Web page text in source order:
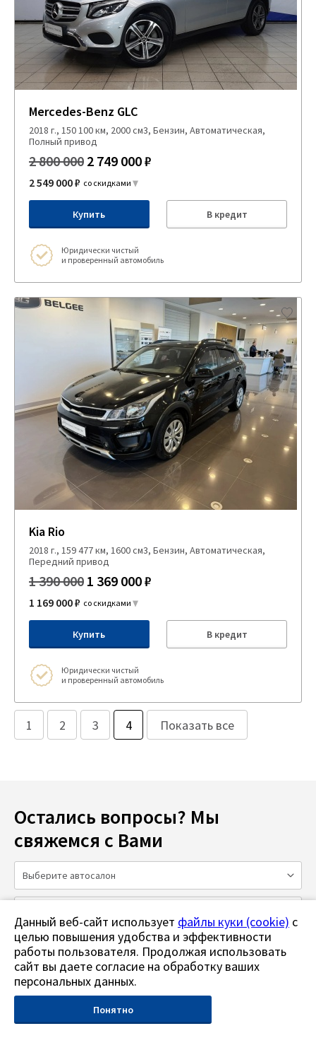
Mercedes-Benz GLC
2018 г., 150 100 км, 2000 см3, Бензин, Автоматическая,
Полный привод
2 800 000 2 749 000 ₽
2 549 000 ₽ со скидками
Купить В кредит
Юридически чистый
и проверенный автомобиль
Kia Rio
2018 г., 159 477 км, 1600 см3, Бензин, Автоматическая,
Передний привод
1 390 000 1 369 000 ₽
1 169 000 ₽ со скидками
Купить В кредит
Юридически чистый
и проверенный автомобиль
1 2 3 4 Показать все
Остались вопросы? Мы
свяжемся с Вами
Данный веб-сайт использует файлы куки (cookie) с
целью повышения удобства и эффективности
работы пользователя. Продолжая использовать
сайт вы даете согласие на обработку ваших
персональных данных.
Понятно